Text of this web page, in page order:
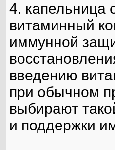
4. капельница
витаминный
иммунной
введению
при обычном
выбирают
и поддержки